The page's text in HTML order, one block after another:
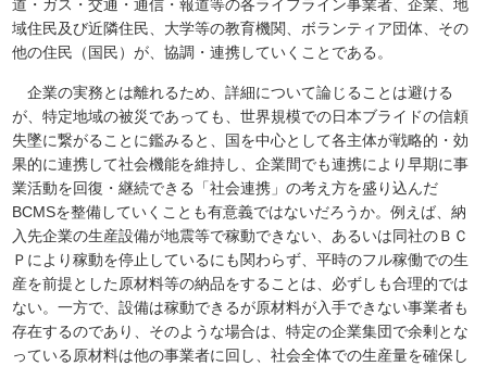
道・ガス・交通・通信・報道等の各ライフライン事業者、企業、地
域住民及び近隣住民、大学等の教育機関、ボランティア団体、その
他の住民（国民）が、協調・連携していくことである。
企業の実務とは離れるため、詳細について論じることは避ける
が、特定地域の被災であっても、世界規模での日本ブライドの信頼
失墜に繋がることに鑑みると、国を中心として各主体が戦略的・効
果的に連携して社会機能を維持し、企業間でも連携により早期に事
業活動を回復・継続できる「社会連携」の考え方を盛り込んだ
BCMSを整備していくことも有意義ではないだろうか。例えば、納
入先企業の生産設備が地震等で稼動できない、あるいは同社のＢＣ
Ｐにより稼動を停止しているにも関わらず、平時のフル稼働での生
産を前提とした原材料等の納品をすることは、必ずしも合理的では
ない。一方で、設備は稼動できるが原材料が入手できない事業者も
存在するのであり、そのような場合は、特定の企業集団で余剰とな
っている原材料は他の事業者に回し、社会全体での生産量を確保し